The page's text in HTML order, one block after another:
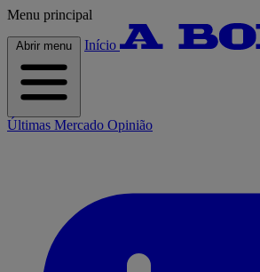
Menu principal
Abrir menu Início
Últimas Mercado Opinião